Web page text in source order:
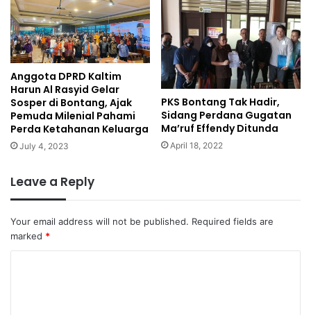
Anggota DPRD Kaltim
Harun Al Rasyid Gelar
Sosper di Bontang, Ajak
Pemuda Milenial Pahami
Perda Ketahanan Keluarga
July 4, 2023
PKS Bontang Tak Hadir,
Sidang Perdana Gugatan
Ma’ruf Effendy Ditunda
April 18, 2022
Leave a Reply
Your email address will not be published. Required fields are
marked *